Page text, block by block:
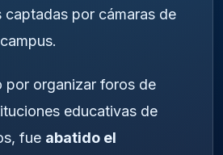
por cámaras de
por organizar foros de
educativas de
fue abatido el